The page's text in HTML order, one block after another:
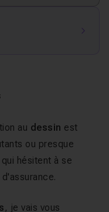
au dessin est
ou presque
hésitent à se
, je vais vous